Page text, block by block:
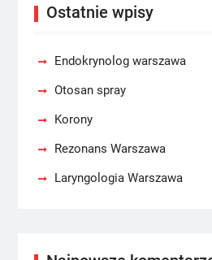
Ostatnie wpisy
Endokrynolog warszawa
Otosan spray
Korony
Rezonans Warszawa
Laryngologia Warszawa